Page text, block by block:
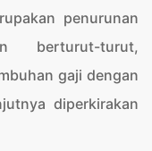
penurunan
berturut-turut,
gaji dengan
diperkirakan